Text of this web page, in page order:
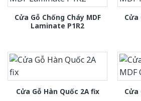
Cửa Gỗ Chống Cháy MDF
Laminate P1R2
Cửa
Cửa Gỗ Hàn Quốc 2A fix
Cửa